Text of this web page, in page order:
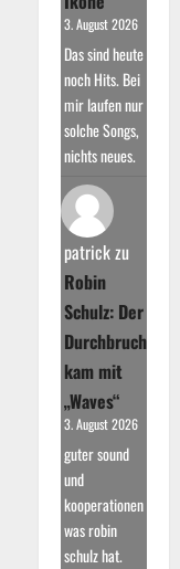
3. August 2026
Das sind heute
noch Hits. Bei
mir laufen nur
solche Songs,
nichts neues.
patrickzu
Robin
Schulz: Der
Durchbruch
kam mit
„Waves“
3. August 2026
guter sound
und
kooperationen
was robin
schulz hat.